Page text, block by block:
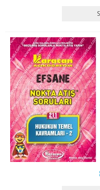
3. SINIF 5. YARIYIL
3. SINIF 6. YARIYIL
4. SINIF 7. YARIYIL
4. SINIF 8. YARIYIL
MALİYE
1. SINIF 1. YARIYIL